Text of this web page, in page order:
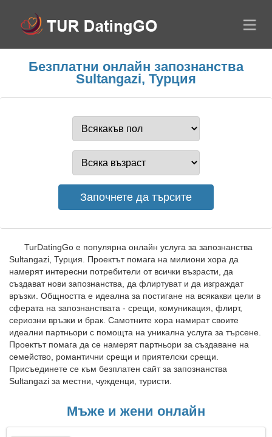
Безплатни онлайн запознанства
Sultangazi, Турция
TurDatingGo е популярна онлайн услуга за запознанства
Sultangazi, Турция. Проектът помага на милиони хора да
намерят интересни потребители от всички възрасти, да
създават нови запознанства, да флиртуват и да изграждат
връзки. Общността е идеална за постигане на всякакви цели в
сферата на запознанствата - срещи, комуникация, флирт,
сериозни връзки и брак. Самотните хора намират своите
идеални партньори с помощта на уникална услуга за търсене.
Проектът помага да се намерят партньори за създаване на
семейство, романтични срещи и приятелски срещи.
Присъединете се към безплатен сайт за запознанства
Sultangazi за местни, чужденци, туристи.
Мъже и жени онлайн